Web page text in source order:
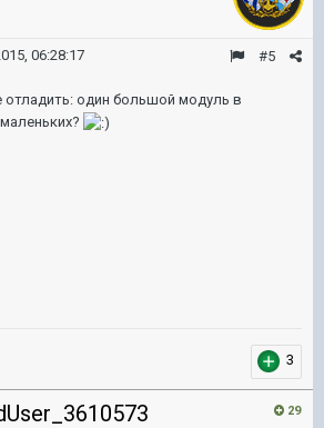
#5
06:28:17
один большой модуль в
3
29